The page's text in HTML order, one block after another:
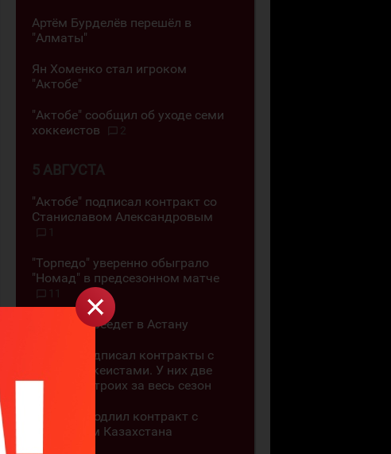
Артём Бурделёв перешёл в
"Алматы"
Ян Хоменко стал игроком
"Актобе"
"Актобе" сообщил об уходе семи
хоккеистов
2
5 АВГУСТА
"Актобе" подписал контракт со
Станиславом Александровым
1
"Торпедо" уверенно обыграло
"Номад" в предсезонном матче
11
"Арлан" переедет в Астану
"Арлан" подписал контракты с
тремя хоккеистами. У них две
шайбы на троих за весь сезон
"Арлан" продлил контракт с
чемпионом Казахстана